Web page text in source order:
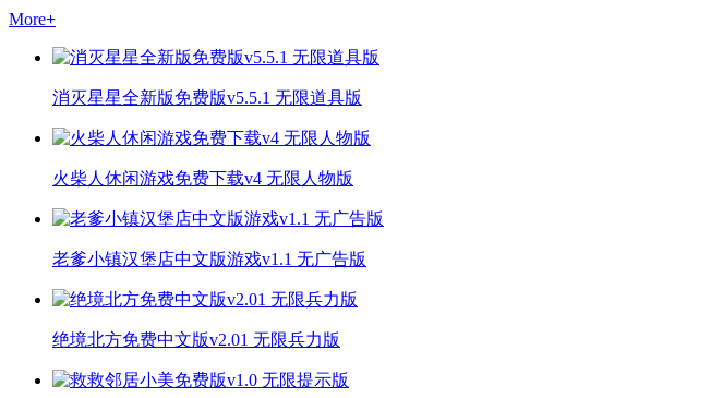
More+
消灭星星全新版免费版v5.5.1 无限道具版
火柴人休闲游戏免费下载v4 无限人物版
老爹小镇汉堡店中文版游戏v1.1 无广告版
绝境北方免费中文版v2.01 无限兵力版